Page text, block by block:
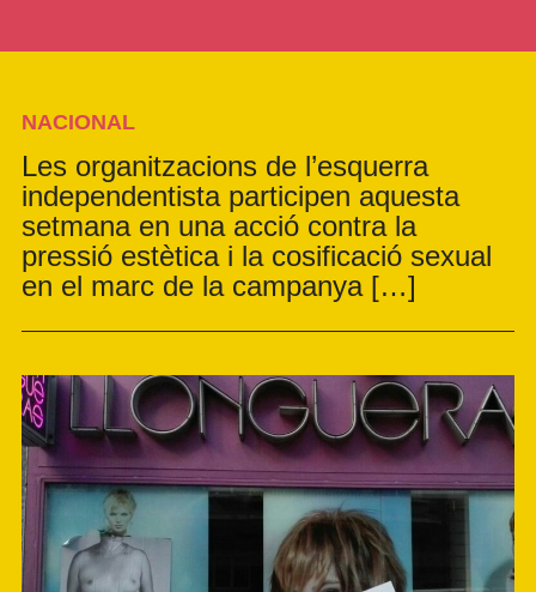
NACIONAL
Les organitzacions de l’esquerra
independentista participen aquesta
setmana en una acció contra la
pressió estètica i la cosificació sexual
en el marc de la campanya […]